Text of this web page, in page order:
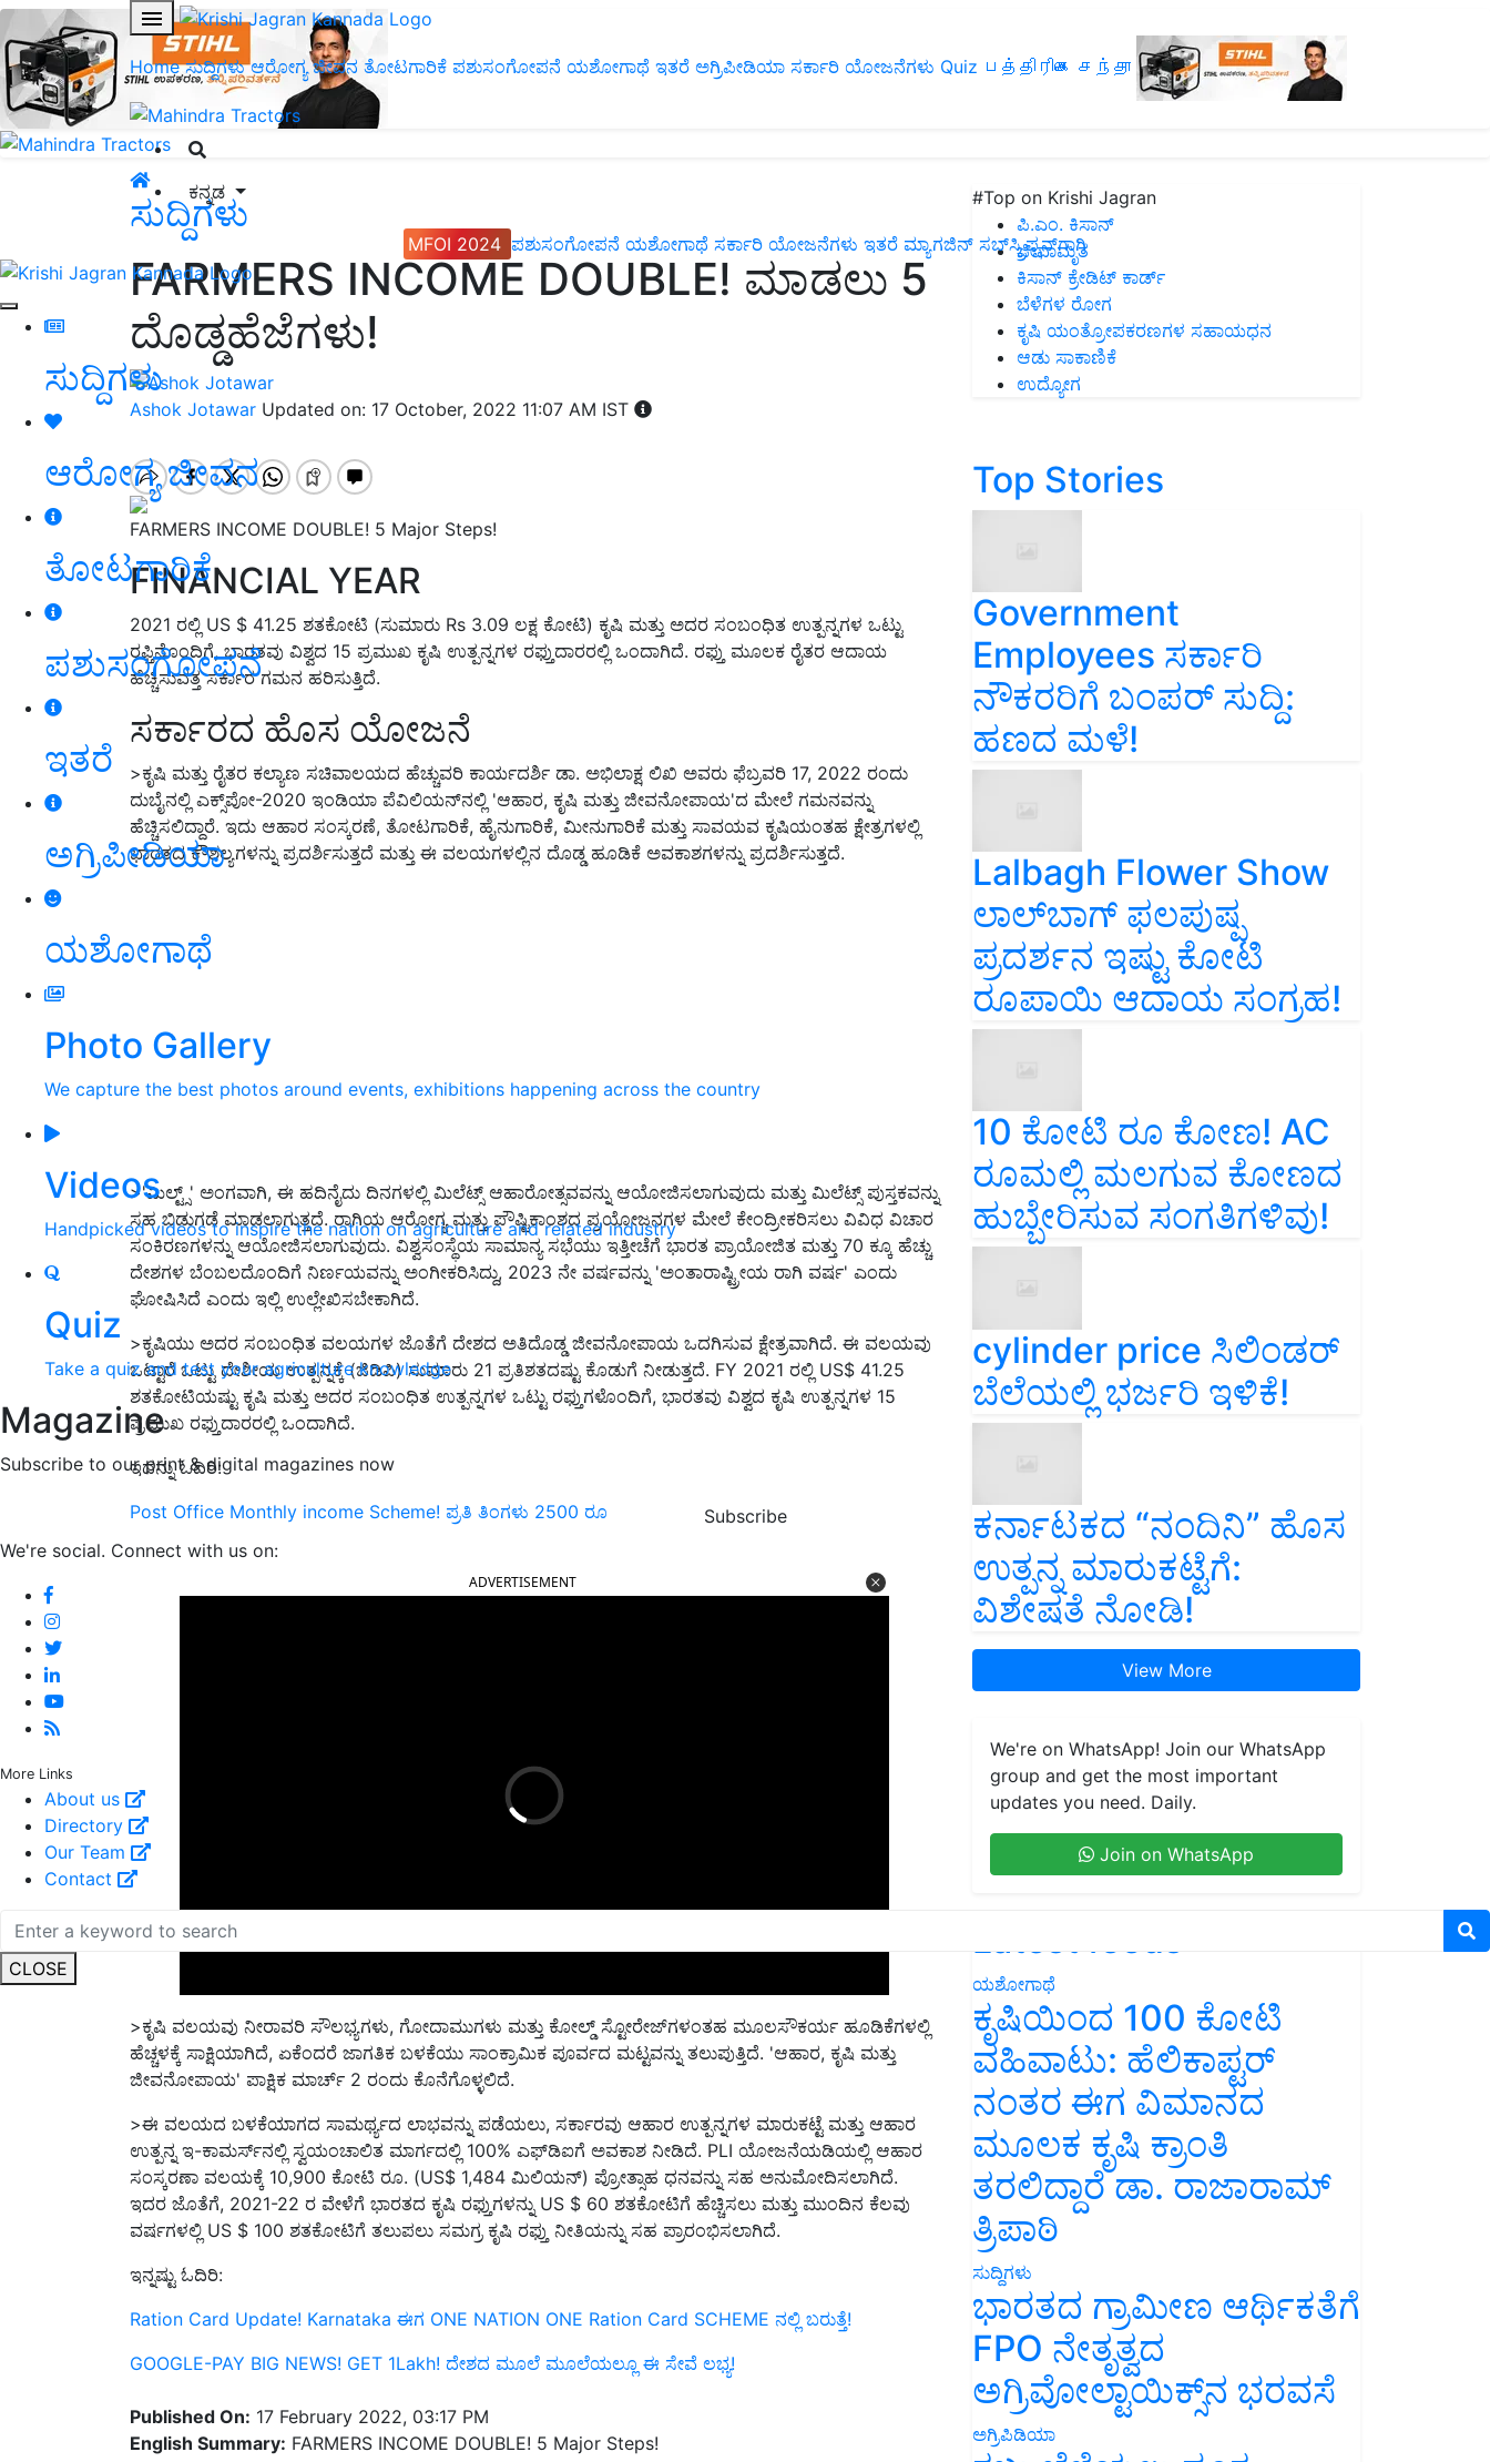
Home ಸುದ್ದಿಗಳು ಆರೋಗ್ಯ ಜೀವನ ತೋಟಗಾರಿಕೆ ಪಶುಸಂಗೋಪನೆ ಯಶೋಗಾಥೆ ಇತರೆ ಅಗ್ರಿಪೀಡಿಯಾ ಸರ್ಕಾರಿ ಯೋಜನೆಗಳು Quiz பத்திரிகை சந்தா
ಕನ್ನಡ
MFOI 2024 ಪಶುಸಂಗೋಪನೆ ಯಶೋಗಾಥೆ ಸರ್ಕಾರಿ ಯೋಜನೆಗಳು ಇತರೆ ಮ್ಯಾಗಜಿನ್‌ ಸಬ್‌ಸ್ಕ್ರಿಪ್ಷನ್‌ಗಾಗಿ
ಸುದ್ದಿಗಳು
ಆರೋಗ್ಯ ಜೀವನ
ತೋಟಗಾರಿಕೆ
ಪಶುಸಂಗೋಪನೆ
ಇತರೆ
ಅಗ್ರಿಪೀಡಿಯಾ
ಯಶೋಗಾಥೆ
Photo Gallery
We capture the best photos around events, exhibitions happening across the country
Videos
Handpicked videos to inspire the nation on agriculture and related industry
Quiz
Take a quiz and test your agriculture knowledge
Magazine
Subscribe to our print & digital magazines now
Subscribe
We're social. Connect with us on:
More Links
About us
Directory
Our Team
Contact
CLOSE
ಸುದ್ದಿಗಳು
FARMERS INCOME DOUBLE! ಮಾಡಲು 5
ದೊಡ್ಡಹೆಜೆಗಳು!
Ashok Jotawar Updated on: 17 October, 2022 11:07 AM IST
FARMERS INCOME DOUBLE! 5 Major Steps!
FINANCIAL YEAR
2021 ರಲ್ಲಿ US $ 41.25 ಶತಕೋಟಿ (ಸುಮಾರು Rs 3.09 ಲಕ್ಷ ಕೋಟಿ) ಕೃಷಿ ಮತ್ತು ಅದರ ಸಂಬಂಧಿತ ಉತ್ಪನ್ನಗಳ ಒಟ್ಟು
ರಫ್ತಿನೊಂದಿಗೆ,ಭಾರತವು ವಿಶ್ವದ 15 ಪ್ರಮುಖ ಕೃಷಿ ಉತ್ಪನ್ನಗಳ ರಫ್ತುದಾರರಲ್ಲಿ ಒಂದಾಗಿದೆ. ರಫ್ತು ಮೂಲಕ ರೈತರ ಆದಾಯ
ಹೆಚ್ಚಿಸುವತ್ತ ಸರ್ಕಾರ ಗಮನ ಹರಿಸುತ್ತಿದೆ.
ಸರ್ಕಾರದ ಹೊಸ ಯೋಜನೆ
>ಕೃಷಿ ಮತ್ತು ರೈತರ ಕಲ್ಯಾಣ ಸಚಿವಾಲಯದ ಹೆಚ್ಚುವರಿ ಕಾರ್ಯದರ್ಶಿ ಡಾ. ಅಭಿಲಾಕ್ಷ ಲಿಖಿ ಅವರು ಫೆಬ್ರವರಿ 17, 2022 ರಂದು
ದುಬೈನಲ್ಲಿ ಎಕ್ಸ್‌ಪೋ-2020 ಇಂಡಿಯಾ ಪೆವಿಲಿಯನ್‌ನಲ್ಲಿ 'ಆಹಾರ, ಕೃಷಿ ಮತ್ತು ಜೀವನೋಪಾಯ'ದ ಮೇಲೆ ಗಮನವನ್ನು
ಹೆಚ್ಚಿಸಲಿದ್ದಾರೆ. ಇದು ಆಹಾರ ಸಂಸ್ಕರಣೆ, ತೋಟಗಾರಿಕೆ, ಹೈನುಗಾರಿಕೆ, ಮೀನುಗಾರಿಕೆ ಮತ್ತು ಸಾವಯವ ಕೃಷಿಯಂತಹ ಕ್ಷೇತ್ರಗಳಲ್ಲಿ
ಭಾರತದ ಕೌಶಲ್ಯಗಳನ್ನು ಪ್ರದರ್ಶಿಸುತ್ತದೆ ಮತ್ತು ಈ ವಲಯಗಳಲ್ಲಿನ ದೊಡ್ಡ ಹೂಡಿಕೆ ಅವಕಾಶಗಳನ್ನು ಪ್ರದರ್ಶಿಸುತ್ತದೆ.
>'ಮಿಲ್ಟ್ಸ್' ಅಂಗವಾಗಿ, ಈ ಹದಿನೈದು ದಿನಗಳಲ್ಲಿ ಮಿಲೆಟ್ಸ್ ಆಹಾರೋತ್ಸವವನ್ನು ಆಯೋಜಿಸಲಾಗುವುದು ಮತ್ತು ಮಿಲೆಟ್ಸ್ ಪುಸ್ತಕವನ್ನು
ಸಹ ಬಿಡುಗಡೆ ಮಾಡಲಾಗುತ್ತದೆ. ರಾಗಿಯ ಆರೋಗ್ಯ ಮತ್ತು ಪೌಷ್ಟಿಕಾಂಶದ ಪ್ರಯೋಜನಗಳ ಮೇಲೆ ಕೇಂದ್ರೀಕರಿಸಲು ವಿವಿಧ ವಿಚಾರ
ಸಂಕಿರಣಗಳನ್ನು ಆಯೋಜಿಸಲಾಗುವುದು. ವಿಶ್ವಸಂಸ್ಥೆಯ ಸಾಮಾನ್ಯ ಸಭೆಯು ಇತ್ತೀಚೆಗೆ ಭಾರತ ಪ್ರಾಯೋಜಿತ ಮತ್ತು 70 ಕ್ಕೂ ಹೆಚ್ಚು
ದೇಶಗಳ ಬೆಂಬಲದೊಂದಿಗೆ ನಿರ್ಣಯವನ್ನು ಅಂಗೀಕರಿಸಿದ್ದು, 2023 ನೇ ವರ್ಷವನ್ನು 'ಅಂತಾರಾಷ್ಟ್ರೀಯ ರಾಗಿ ವರ್ಷ' ಎಂದು
ಘೋಷಿಸಿದೆ ಎಂದು ಇಲ್ಲಿ ಉಲ್ಲೇಖಿಸಬೇಕಾಗಿದೆ.
>ಕೃಷಿಯು ಅದರ ಸಂಬಂಧಿತ ವಲಯಗಳ ಜೊತೆಗೆ ದೇಶದ ಅತಿದೊಡ್ಡ ಜೀವನೋಪಾಯ ಒದಗಿಸುವ ಕ್ಷೇತ್ರವಾಗಿದೆ. ಈ ವಲಯವು
ಒಟ್ಟಾರೆ ಒಟ್ಟು ದೇಶೀಯ ಉತ್ಪನ್ನಕ್ಕೆ (ಜಿಡಿಪಿ) ಸುಮಾರು 21 ಪ್ರತಿಶತದಷ್ಟು ಕೊಡುಗೆ ನೀಡುತ್ತದೆ. FY 2021 ರಲ್ಲಿ US$ 41.25
ಶತಕೋಟಿಯಷ್ಟು ಕೃಷಿ ಮತ್ತು ಅದರ ಸಂಬಂಧಿತ ಉತ್ಪನ್ನಗಳ ಒಟ್ಟು ರಫ್ತುಗಳೊಂದಿಗೆ, ಭಾರತವು ವಿಶ್ವದ ಕೃಷಿ ಉತ್ಪನ್ನಗಳ 15
ಪ್ರಮುಖ ರಫ್ತುದಾರರಲ್ಲಿ ಒಂದಾಗಿದೆ.
ಇದನ್ನು ಓದಿರಿ:
Post Office Monthly income Scheme! ಪ್ರತಿ ತಿಂಗಳು 2500 ರೂ
ಕೃಷಿ ವಲಯವು ನೀರಾವರಿ ಸೌಲಭ್ಯಗಳು,ಗೋದಾಮುಗಳು ಮತ್ತು ಕೋಲ್ಡ್ ಸ್ಟೋರೇಜ್‌ಗಳಂತಹ ಮೂಲಸೌಕರ್ಯ ಹೂಡಿಕೆಗಳಲ್ಲಿ
ಹೆಚ್ಚಳಕ್ಕೆ ಸಾಕ್ಷಿಯಾಗಿದೆ,ಏಕೆಂದರೆ ಜಾಗತಿಕ ಬಳಕೆಯು ಸಾಂಕ್ರಾಮಿಕ ಪೂರ್ವದ ಮಟ್ಟವನ್ನು ತಲುಪುತ್ತಿದೆ.'ಆಹಾರ,ಕೃಷಿ ಮತ್ತು
ಜೀವನೋಪಾಯ'ಪಾಕ್ಷಿಕ ಮಾರ್ಚ್ 2 ರಂದು ಕೊನೆಗೊಳ್ಳಲಿದೆ.
>ಈ ವಲಯದ ಬಳಕೆಯಾಗದ ಸಾಮರ್ಥ್ಯದ ಲಾಭವನ್ನು ಪಡೆಯಲು
ಉತ್ಪನ್ನ ಇ-ಕಾಮರ್ಸ್‌ನಲ್ಲಿ ಸ್ವಯಂಚಾಲಿತ ಮಾರ್ಗದಲ್ಲಿ 100% ಎಫ್‌ಡಿಐಗೆ ಅವಕಾಶ ನೀಡಿದೆ.PLIಯೋಜನೆಯಡಿಯಲ್ಲಿ ಆಹಾರ
ಸಂಸ್ಕರಣಾ ವಲಯಕ್ಕೆ 10,900 ಕೋಟಿ ರೂ. (US$ 1,484 ಮಿಲಿಯನ್) ಪ್ರೋತ್ಸಾಹ ಧನವನ್ನು ಸಹ ಅನುಮೋದಿಸಲಾಗಿದೆ.
ಇದರ ಜೊತೆಗೆ,2021-22 ರ ವೇಳೆಗೆ ಭಾರತದ ಕೃಷಿ ರಫ್ತುಗಳನ್ನುUS $ 60 ಶತಕೋಟಿಗೆ ಹೆಚ್ಚಿಸಲು ಮತ್ತು ಮುಂದಿನ ಕೆಲವು
ವರ್ಷಗಳಲ್ಲಿUS $100 ಶತಕೋಟಿಗೆ ತಲುಪಲು ಸಮಗ್ರ ಕೃಷಿ ರಫ್ತು ನೀತಿಯನ್ನು ಸಹ ಪ್ರಾರಂಭಿಸಲಾಗಿದೆ.
ಇನ್ನಷ್ಟು ಓದಿರಿ:
Ration Card Update! Karnataka ಈಗ ONE NATION ONE Ration Card SCHEME ನಲ್ಲಿ ಬರುತ್ತೆ!
GOOGLE-PAY BIG NEWS! GET 1Lakh! ದೇಶದ ಮೂಲೆ ಮೂಲೆಯಲ್ಲೂ ಈ ಸೇವೆ ಲಭ್ಯ!
English Summary:FARMERS INCOME DOUBLE! 5 Major Steps!
#Top on Krishi Jagran
ಪಿ.ಎಂ. ಕಿಸಾನ್
ಜೀವಾಮೃತ
ಕಿಸಾನ್ ಕ್ರೇಡಿಟ್ ಕಾರ್ಡ್
ಬೆಳೆಗಳ ರೋಗ
ಕೃಷಿ ಯಂತ್ರೋಪಕರಣಗಳ ಸಹಾಯಧನ
ಆಡು ಸಾಕಾಣಿಕೆ
ಉದ್ಯೋಗ
Top Stories
Government
Employees ಸರ್ಕಾರಿ
ನೌಕರರಿಗೆ ಬಂಪರ್‌ ಸುದ್ದಿ:
ಹಣದ ಮಳೆ!
Lalbagh Flower Show
ಲಾಲ್‌ಬಾಗ್ ಫಲಪುಷ್ಪ
ಪ್ರದರ್ಶನ ಇಷ್ಟು ಕೋಟಿ
ರೂಪಾಯಿ ಆದಾಯ ಸಂಗ್ರಹ!
10 ಕೋಟಿ ರೂ ಕೋಣ! AC
ರೂಮಲ್ಲಿ ಮಲಗುವ ಕೋಣದ
ಹುಬ್ಬೇರಿಸುವ ಸಂಗತಿಗಳಿವು!
cylinder price ಸಿಲಿಂಡರ್‌
ಬೆಲೆಯಲ್ಲಿ ಭರ್ಜರಿ ಇಳಿಕೆ!
ಕರ್ನಾಟಕದ “ನಂದಿನಿ” ಹೊಸ
ಉತ್ಪನ್ನ ಮಾರುಕಟ್ಟೆಗೆ:
ವಿಶೇಷತೆ ನೋಡಿ!
View More
We're on WhatsApp! Join our WhatsApp
group and get the most important
updates you need. Daily.
Join on WhatsApp
Latest feeds
ಯಶೋಗಾಥೆ
ಕೃಷಿಯಿಂದ 100 ಕೋಟಿ
ವಹಿವಾಟು: ಹೆಲಿಕಾಪ್ಟರ್
ನಂತರ ಈಗ ವಿಮಾನದ
ಮೂಲಕ ಕೃಷಿ ಕ್ರಾಂತಿ
ತರಲಿದ್ದಾರೆ ಡಾ. ರಾಜಾರಾಮ್
ತ್ರಿಪಾಠಿ
ಸುದ್ದಿಗಳು
ಭಾರತದ ಗ್ರಾಮೀಣ ಆರ್ಥಿಕತೆಗೆ
FPO ನೇತೃತ್ವದ
ಅಗ್ರಿವೋಲ್ಟಾಯಿಕ್ಸ್‌ನ ಭರವಸೆ
ಅಗ್ರಿಪಿಡಿಯಾ